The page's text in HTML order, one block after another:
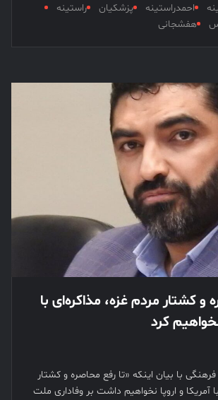
احمدراستینه پزشکیان
راستینه
هفشجانی
و کشتار مردم غزه، مذاکره‌ای با
کرد
با بیان اینکه «تا رفع محاصره و کشتار
آمریکا و اروپا نخواهیم داشت بر وفاداری ملت